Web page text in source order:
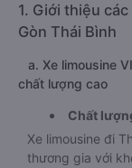
1. Giới thiệu
Gòn Thái Bình
a. Xe limousine
chất lượng cao
Chất
Xe limousine đi
thương gia với